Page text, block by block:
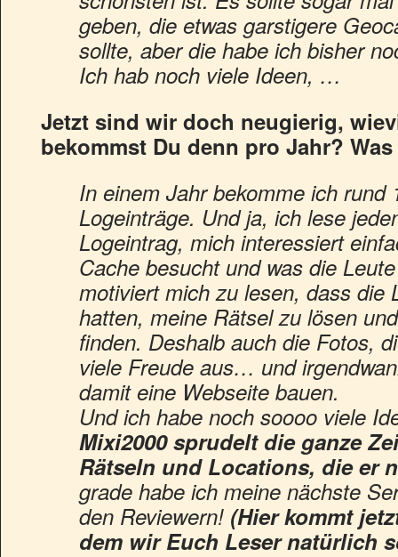
geben, die etwas garstigere
sollte, aber die habe ich bisher
Ich hab noch viele Ideen, …
Jetzt sind wir doch neugierig,
bekommst Du denn pro Jahr?
In einem Jahr bekomme ich rund
Logeinträge. Und ja, ich lese
Logeintrag, mich interessiert
Cache besucht und was die
motiviert mich zu lesen, dass die
hatten, meine Rätsel zu lösen
finden. Deshalb auch die Fotos,
viele Freude aus… und
damit eine Webseite bauen.
Und ich habe noch soooo viele
Mixi2000 sprudelt die ganze
Rätseln und Locations, die er
grade habe ich meine nächste
den Reviewern! (Hier kommt
dem wir Euch Leser natürlich